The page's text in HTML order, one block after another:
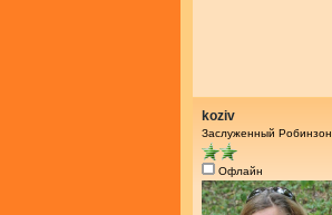
koziv
Заслуженный Робинзон
Офлайн